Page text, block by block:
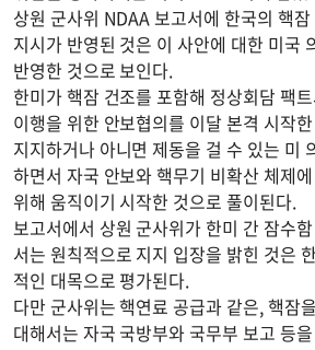
상원 군사위 NDAA 보고서에 한국의 핵
지시가 반영된 것은 이 사안에 대한 미국
반영한 것으로 보인다.
한미가 핵잠 건조를 포함해 정상회담 팩
이행을 위한 안보협의를 이달 본격 시작
지지하거나 아니면 제동을 걸 수 있는 미
하면서 자국 안보와 핵무기 비확산 체제
위해 움직이기 시작한 것으로 풀이된다.
보고서에서 상원 군사위가 한미 간 잠수
서는 원칙적으로 지지 입장을 밝힌 것은
적인 대목으로 평가된다.
다만 군사위는 핵연료 공급과 같은, 핵잠
대해서는 자국 국방부와 국무부 보고 등